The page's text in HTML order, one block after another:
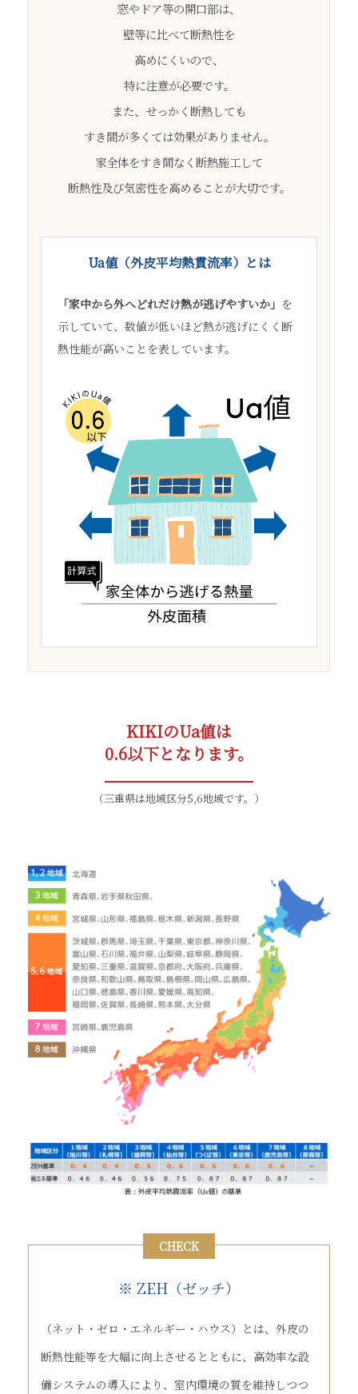
窓やドア等の開口部は、
壁等に比べて断熱性を
高めにくいので、
特に注意が必要です。
また、せっかく断熱しても
すき間が多くては効果がありません。
家全体をすき間なく断熱施工して
断熱性及び気密性を高めることが大切です。
Ua値（外皮平均熱貫流率）とは
「家中から外へどれだけ熱が逃げやすいか」 を
示していて、数値が低いほど熱が逃げにくく断
熱性能が高いことを表しています。
KIKIのUa値は
0.6以下となります。
（三重県は地域区分5,6地域です。）
CHECK
※ ZEH（ゼッチ）
（ネット・ゼロ・エネルギー・ハウス）とは、外皮の
断熱性能等を大幅に向上させるとともに、高効率な設
備システムの導入により、室内環境の質を維持しつつ